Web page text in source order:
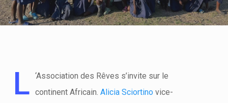
L
‘Association des Rêves s’invite sur le
continent Africain.Alicia Sciortino vice-